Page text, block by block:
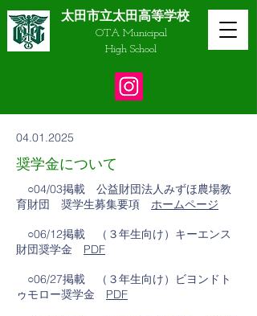
OTA Municipal
​High School
太田市立太田高等学校
04.01.2025
奨学金について
○04/03掲載 公益財団法人みずほ農場教
育財団 奨学生募集要項 ホームページ
○06/12掲載 （３年生向け）キーエンス
財団奨学金 PDF
○06/27掲載
（３年生向け）ビヨンドト
ゥモロー奨学金 PDF